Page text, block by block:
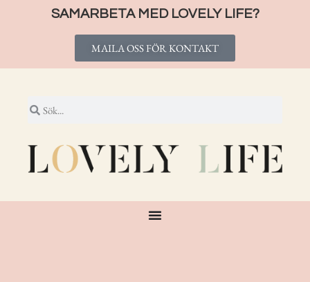
SAMARBETA MED LOVELY LIFE?
MAILA OSS FÖR KONTAKT